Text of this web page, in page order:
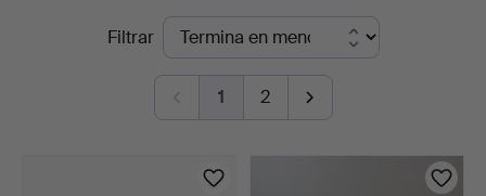
SubastasFiltrar
1 2